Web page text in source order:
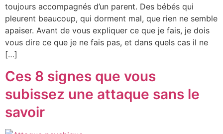
toujours accompagnés d’un parent. Des bébés qui
pleurent beaucoup, qui dorment mal, que rien ne semble
apaiser. Avant de vous expliquer ce que je fais, je dois
vous dire ce que je ne fais pas, et dans quels cas il ne
[…]
Ces 8 signes que vous
subissez une attaque sans le
savoir